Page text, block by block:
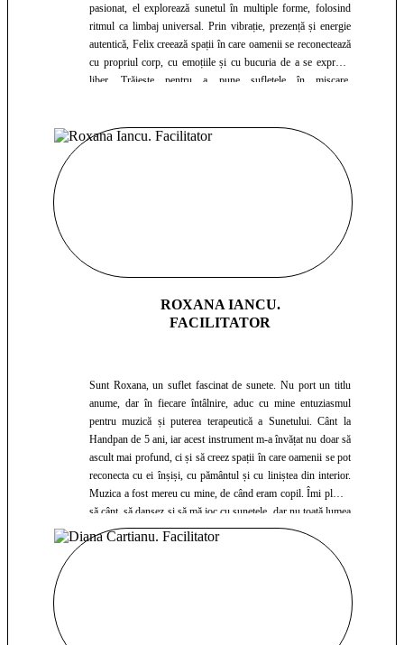
pasionat, el explorează sunetul în multiple forme, folosind
ritmul ca limbaj universal. Prin vibrație, prezență și energie
autentică, Felix creează spații în care oamenii se reconectează
cu propriul corp, cu emoțiile și cu bucuria de a se exprima
liber. Trăiește pentru a pune sufletele în mișcare,
ROXANA IANCU.
FACILITATOR
Sunt Roxana, un suflet fascinat de sunete. Nu port un titlu
anume, dar în fiecare întâlnire, aduc cu mine entuziasmul
pentru muzică și puterea terapeutică a Sunetului. Cânt la
Handpan de 5 ani, iar acest instrument m-a învățat nu doar să
ascult mai profund, ci și să creez spații în care oamenii se pot
reconecta cu ei înșiși, cu pământul și cu liniștea din interior.
Muzica a fost mereu cu mine, de când eram copil. Îmi plăcea
să cânt, să dansez și să mă joc cu sunetele, dar nu toată lumea
înțelegea această chemare. Am fost descurajată de multe ori
să continui… și totuși, ceva din mine nu a renunțat niciodată.
În timp, am descoperit că muzica nu trebuie să fie despre
performanță sau perfecțiune – ci despre vindecare, libertate și